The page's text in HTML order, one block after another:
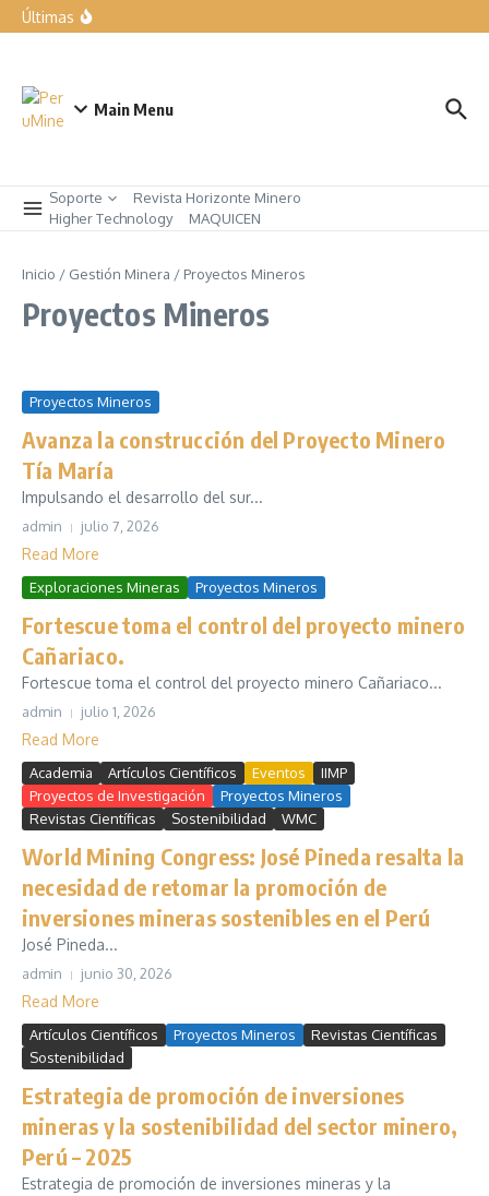
Últimas
Main Menu
Soporte
Revista Horizonte Minero
Higher Technology
MAQUICEN
Inicio / Gestión Minera / Proyectos Mineros
Proyectos Mineros
Proyectos Mineros
Avanza la construcción del Proyecto Minero
Tía María
Impulsando el desarrollo del sur...
admin julio 7, 2026
Read More
Exploraciones Mineras Proyectos Mineros
Fortescue toma el control del proyecto minero
Cañariaco.
Fortescue toma el control del proyecto minero Cañariaco...
admin julio 1, 2026
Read More
Academia Artículos Científicos Eventos
IIMP
Proyectos de Investigación
Proyectos Mineros
Revistas Científicas
Sostenibilidad WMC
World Mining Congress: José Pineda resalta la
necesidad de retomar la promoción de
inversiones mineras sostenibles en el Perú
José Pineda...
admin junio 30, 2026
Read More
Artículos Científicos Proyectos Mineros
Revistas Científicas
Sostenibilidad
Estrategia de promoción de inversiones
mineras y la sostenibilidad del sector minero,
Perú – 2025
Estrategia de promoción de inversiones mineras y la